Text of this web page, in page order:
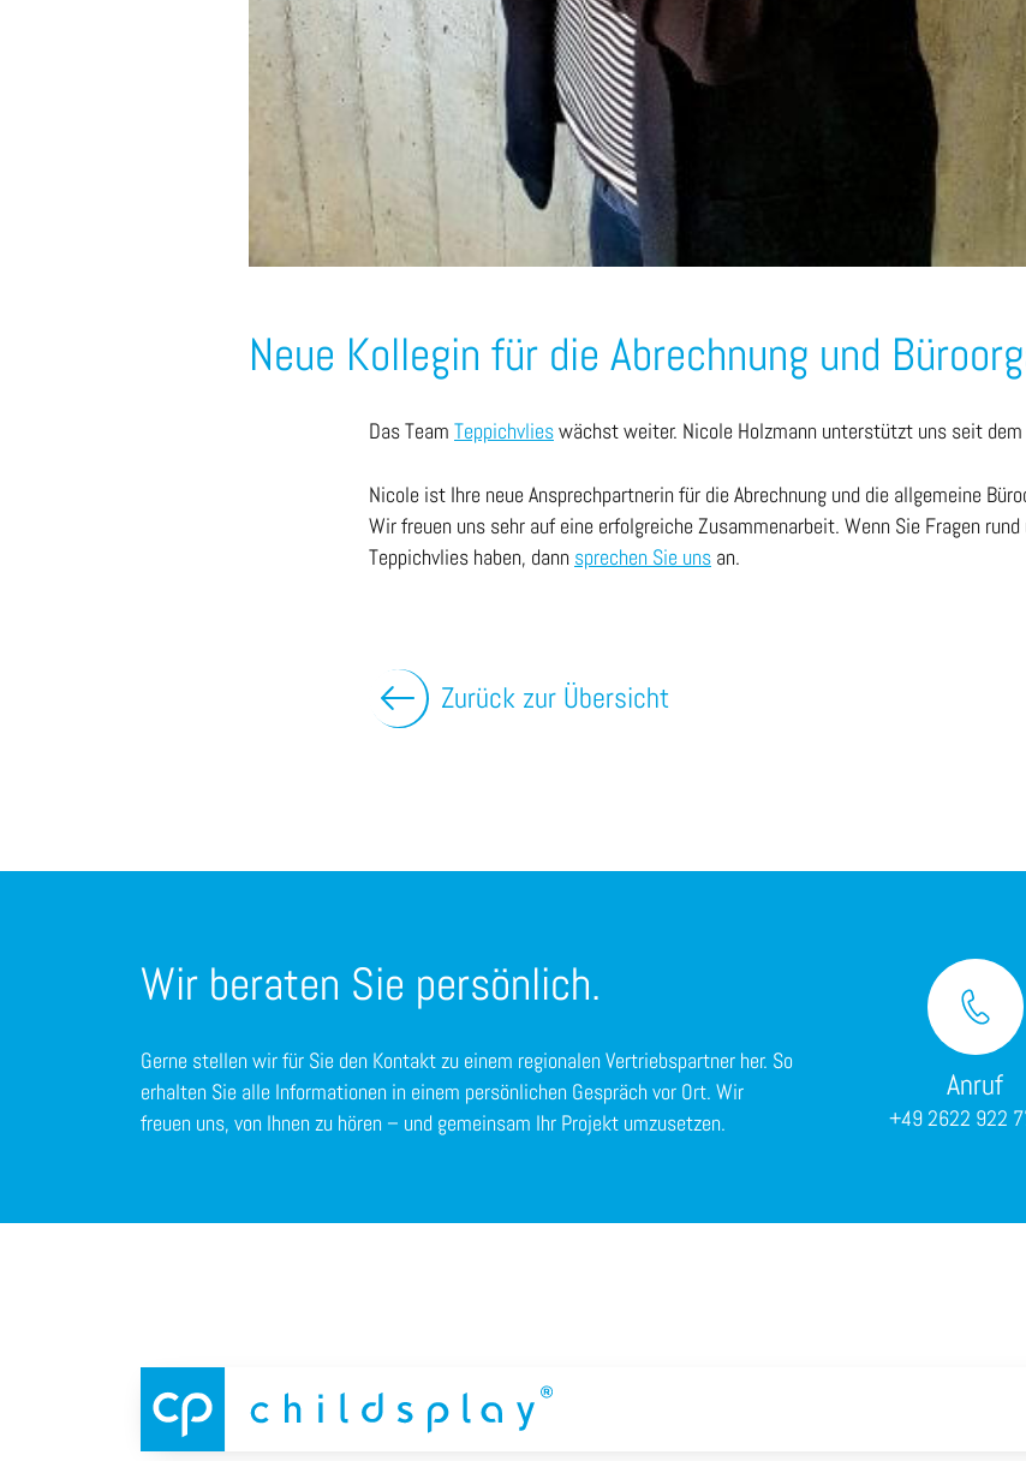
Neue Kollegin für die Abrechnung und
Das Team Teppichvlieswächst weiter. Nicole Holzmann unterstützt uns seit
Nicole ist Ihre neue Ansprechpartnerin für die Abrechnung und die allgemeine
Wir freuen uns sehr auf eine erfolgreiche Zusammenarbeit. Wenn Sie Fragen rund
Teppichvlies haben, dann sprechen Sie uns an.
Zurück zur Übersicht
Wir beraten Sie persönlich.
Gerne stellen wir für Sie den Kontakt zu einem regionalen Vertriebspartner her. So
erhalten Sie alle Informationen in einem persönlichen Gespräch vor Ort. Wir
freuen uns, von Ihnen zu hören – und gemeinsam Ihr Projekt umzusetzen.
Anruf
+49 2622 922